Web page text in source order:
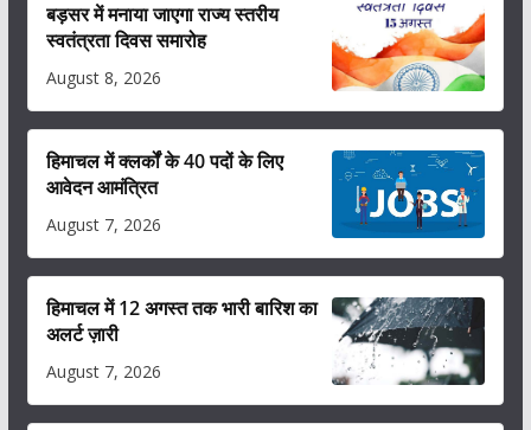
बड़सर में मनाया जाएगा राज्य स्तरीय
स्वतंत्रता दिवस समारोह
August 8, 2026
हिमाचल में क्लर्कों के 40 पदों के लिए
आवेदन आमंत्रित
August 7, 2026
हिमाचल में 12 अगस्त तक भारी बारिश का
अलर्ट ज़ारी
August 7, 2026